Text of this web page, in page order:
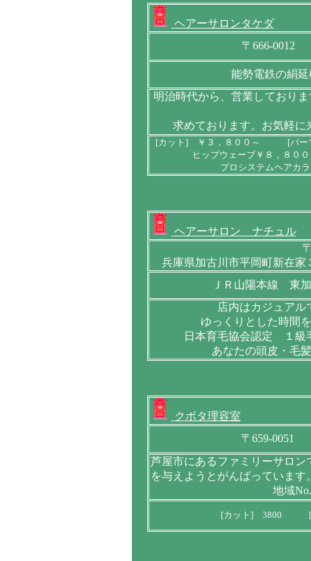
ヘアーサロンタケダ
〒666-0012
能勢電鉄の絹
明治時代から、営業しており
求めております。お気軽
[カット] ￥３，８００～ [パー
ヒップウェーブ￥８，８０
プロシステムヘアカ
ヘアーサロン ナチュル
兵庫県加古川市平岡町新在
ＪＲ山陽本線 東
店内はカジュア
ゆっくりとした時間
日本育毛協会認定 １
あなたの頭皮・毛
クボタ理容室
〒659-0051
芦屋市にあるファミリーサロ
を与えようとがんばっていま
地域
[カット] 3800 [